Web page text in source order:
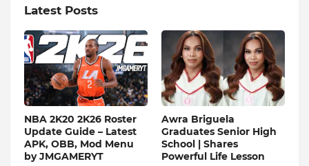
Latest Posts
NBA 2K20 2K26 Roster
Update Guide – Latest
APK, OBB, Mod Menu
by JMGAMERYT
Awra Briguela
Graduates Senior High
School | Shares
Powerful Life Lesson